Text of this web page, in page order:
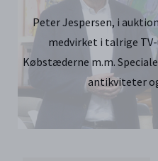
Peter Jespersen, i
medvirket i talrige TV-
Købstæderne m.m.
antikviteter